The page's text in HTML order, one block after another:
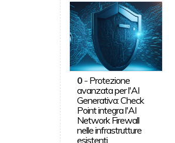
0- Protezione
avanzata per l'AI
Generativa: Check
Point integra l'AI
Network Firewall
nelle infrastrutture
esistenti